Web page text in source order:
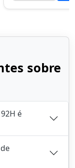
sobre
é